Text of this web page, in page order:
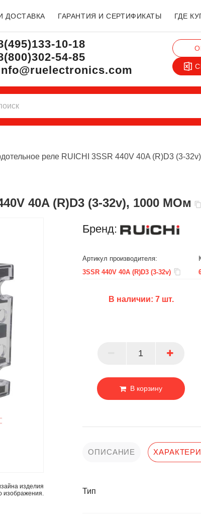
ДОСТАВКА ГАРАНТИЯ И СЕРТИФИКАТЫ ГДЕ
10-18
54-85
реле RUICHI 3SSR 440V 40A (R)D3 (3-
40A (R)D3 (3-32v), 1000 МОм
изделия
изображения.
Бренд:
Артикул производителя:
3SSR 440V 40A (R)D3 (3-32v)
В наличии: 7шт.
В корзину
ОПИСАНИЕ
Тип